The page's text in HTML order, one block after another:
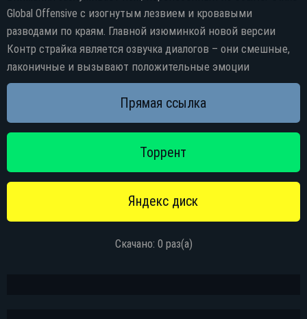
Global Offensive с изогнутым лезвием и кровавыми
разводами по краям. Главной изюминкой новой версии
Контр страйка является озвучка диалогов – они смешные,
лаконичные и вызывают положительные эмоции
Скачано: 0 раз(а)